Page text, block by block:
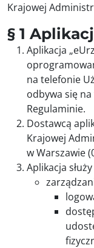
Krajowej
§ 1
Aplikacja
na telefonie
odbywa się
Regulaminie.
Dostawcą
Krajowej
w Warszawie
Aplikacja